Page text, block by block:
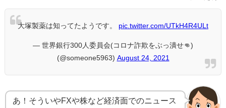
大塚製薬は知ってたようです。 pic.twitter.com/UTkH4R4ULt
— 世界銀行300人委員会(コロナ詐欺をぶっ潰せ👊)
(@someone5963) August 24, 2021
あ！そういやFXや株など経済面でのニュース